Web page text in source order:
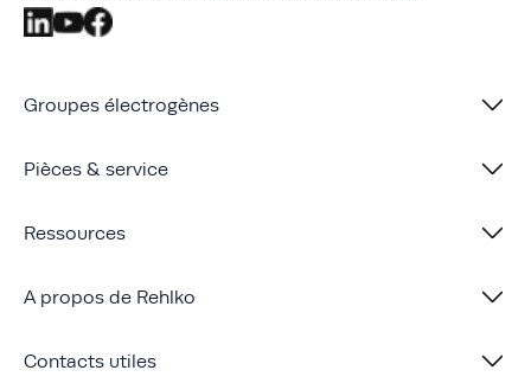
Groupes électrogènes
Pièces & service
Ressources
A propos de Rehlko
Contacts utiles